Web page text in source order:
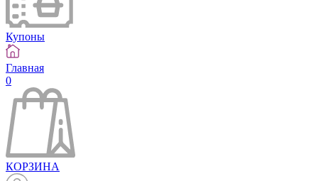
Купоны
Главная
0
КОРЗИНА